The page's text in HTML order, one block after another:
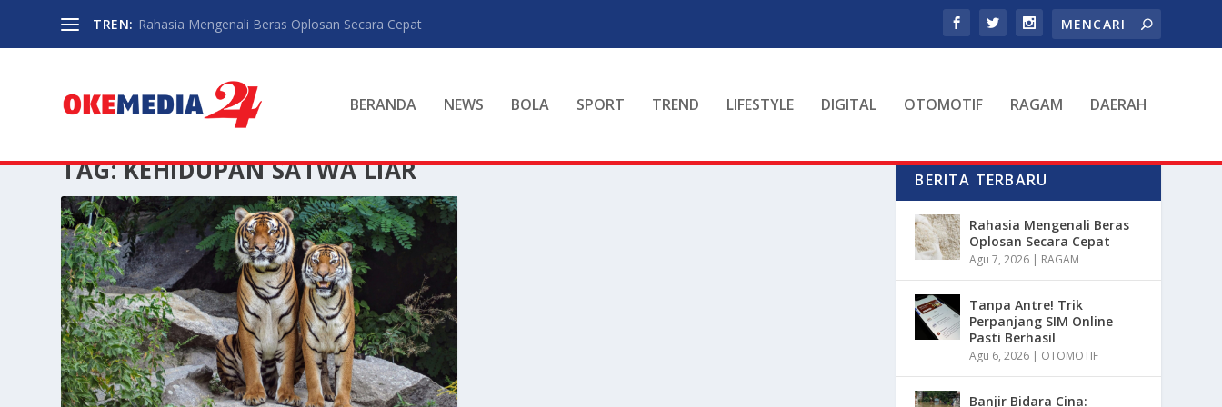
TREN: Rahasia Mengenali Beras Oplosan Secara Cepat
BERANDA NEWS BOLA SPORT TREND LIFESTYLE DIGITAL OTOMOTIF RAGAM DAERAH
TAG:KEHIDUPAN SATWA LIAR BERITA TERBARU
Rahasia Mengenali Beras
Oplosan Secara Cepat
Agu 7, 2026 | RAGAM
Tanpa Antre! Trik
Perpanjang SIM Online
Pasti Berhasil
Agu 6, 2026 | OTOMOTIF
Banjir Bidara Cina: